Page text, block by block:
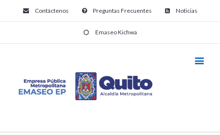
Contáctenos Preguntas Frecuentes Noticias
Emaseo Kichwa